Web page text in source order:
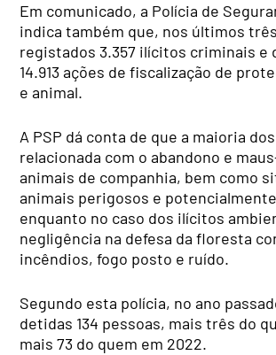
Em comunicado, a Polícia de
indica também que, nos últimos
registados 3.357 ilícitos criminais e
14.913 ações de fiscalização de
e animal.
A PSP dá conta de que a maioria
relacionada com o abandono e
animais de companhia, bem como
animais perigosos e
enquanto no caso dos ilícitos
negligência na defesa da floresta
incêndios, fogo posto e ruído.
Segundo esta polícia, no ano
detidas 134 pessoas, mais três do
mais 73 do quem em 2022.